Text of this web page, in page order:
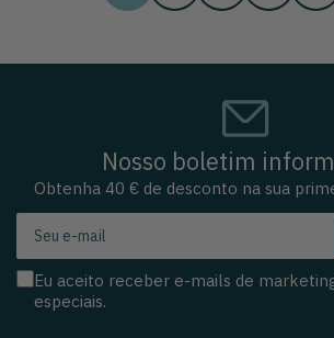
Nosso boletim
Obtenha 40 € de desconto na sua
mail
Eu aceito receber e-mails de
especiais.